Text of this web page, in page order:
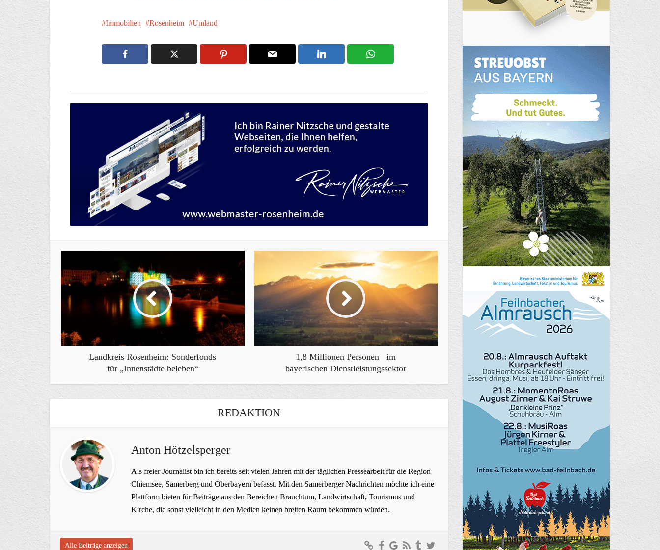
Immobilien Rosenheim Umland
Landkreis Rosenheim: Sonderfonds
für „Innenstädte beleben“
1,8 Millionen Personen im
bayerischen Dienstleistungssektor
REDAKTION
Anton Hötzelsperger
Als freier Journalist bin ich bereits seit vielen Jahren mit der täglichen Pressearbeit für die Region
Chiemsee, Samerberg und Oberbayern befasst. Mit den Samerberger Nachrichten möchte ich eine
Plattform bieten für Beiträge aus den Bereichen Brauchtum, Landwirtschaft, Tourismus und
Kirche, die sonst vielleicht in den Medien keinen breiten Raum bekommen würden.
Alle Beiträge anzeigen